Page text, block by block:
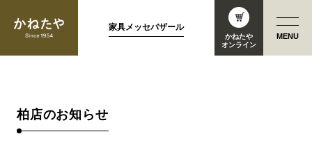
かねたや
オンライン
家具メッセバザール
MENU
柏店のお知らせ